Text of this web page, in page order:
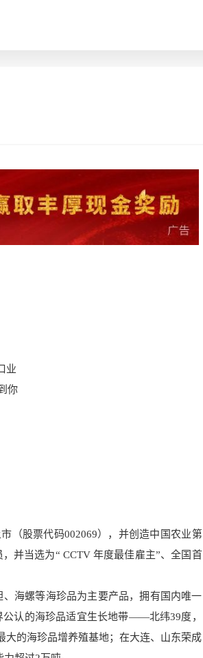
业
你
（股票代码002069），并创造中国农业第
并当选为“ CCTV 年度最佳雇主”、全国首
海螺等海珍品为主要产品，拥有国内唯一
认的海珍品适宜生长地带——北纬39度，
的海珍品增养殖基地；在大连、山东荣成